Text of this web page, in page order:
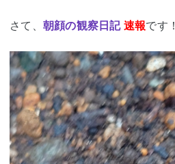
さて、 朝顔の観察日記 速報です！